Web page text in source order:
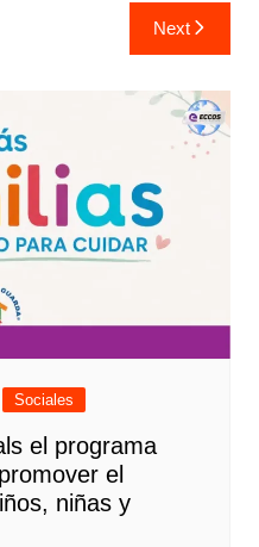
Next
Sociales
el programa
el
niñas y